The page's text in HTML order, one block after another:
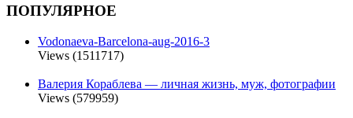
ПОПУЛЯРНОЕ
Vodonaeva-Barcelona-aug-2016-3
Views (1511717)
Валерия Кораблева — личная жизнь, муж, фотографии
Views (579959)